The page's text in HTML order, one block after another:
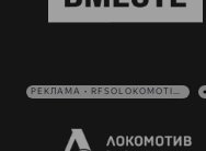
РЕКЛАМА • RFSOLOKOMOTIV.RU